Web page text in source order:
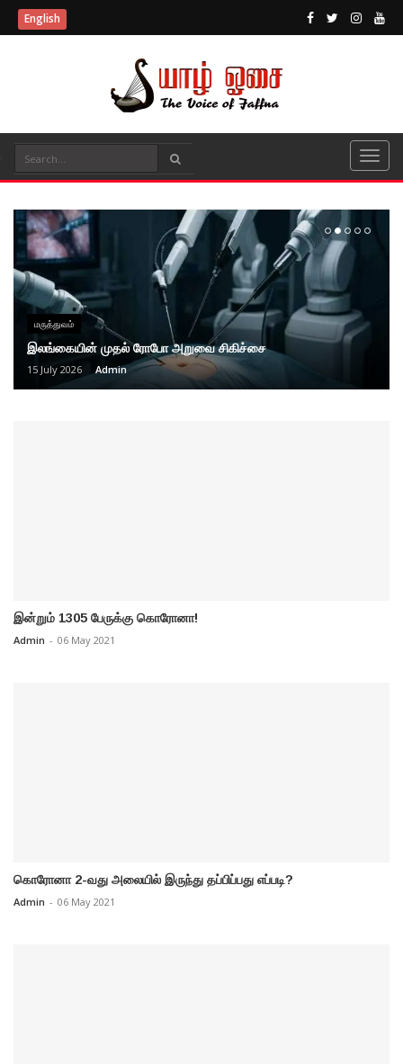
English
மரு‌த்துவ‌ம்
இலங்கையின் முதல் ரோபோ அறுவை சிகிச்சை
15 July 2026 Admin
இன்றும் 1305 பேருக்கு கொரோனா!
Admin - 06 May 2021
கொரோனா 2-வது அலையில் இருந்து தப்பிப்பது எப்படி?
Admin - 06 May 2021